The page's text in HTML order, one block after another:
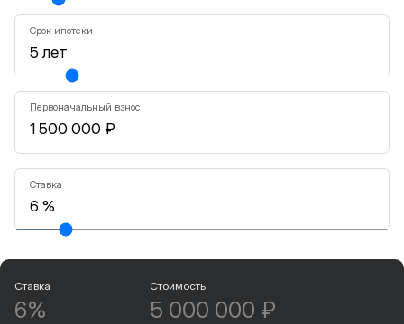
Срок ипотеки
Первоначальный взнос
Ставка
Ставка
6%
Стоимость
5 000 000 ₽